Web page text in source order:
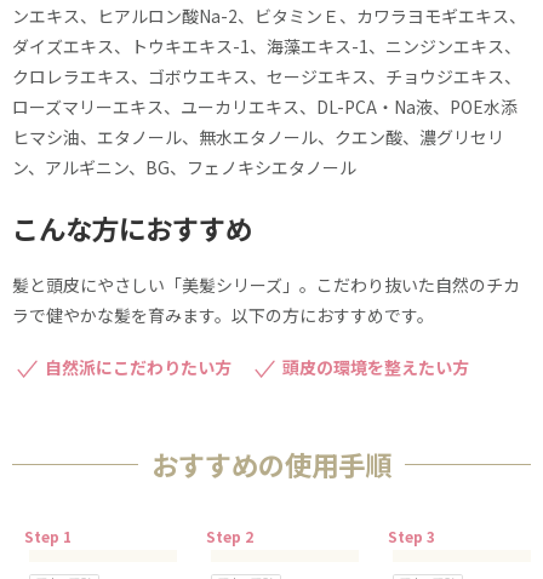
ンエキス、ヒアルロン酸Na-2、ビタミンＥ、カワラヨモギエキス、
ダイズエキス、トウキエキス-1、海藻エキス-1、ニンジンエキス、
クロレラエキス、ゴボウエキス、セージエキス、チョウジエキス、
ローズマリーエキス、ユーカリエキス、DL-PCA・Na液、POE水添
ヒマシ油、エタノール、無水エタノール、クエン酸、濃グリセリ
ン、アルギニン、BG、フェノキシエタノール
こんな方におすすめ
髪と頭皮にやさしい「美髪シリーズ」。こだわり抜いた自然のチカ
ラで健やかな髪を育みます。以下の方におすすめです。
自然派にこだわりたい方 頭皮の環境を整えたい方
おすすめの使用手順